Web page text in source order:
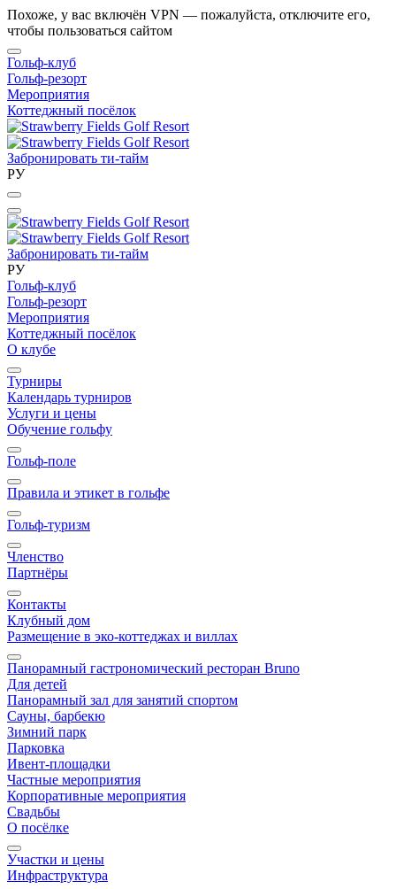
Похоже, у вас включён VPN — пожалуйста, отключите его,
чтобы пользоваться сайтом
Гольф-клуб
Гольф-резорт
Мероприятия
Коттеджный посёлок
Забронировать ти-тайм
РУ
Забронировать ти-тайм
РУ
Гольф-клуб
Гольф-резорт
Мероприятия
Коттеджный посёлок
О клубе
Турниры
Календарь турниров
Услуги и цены
Обучение гольфу
Гольф-поле
Правила и этикет в гольфе
Гольф-туризм
Членство
Партнёры
Контакты
Клубный дом
Размещение в эко-коттеджах и виллах
Панорамный гастрономический ресторан Bruno
Для детей
Панорамный зал для занятий спортом
Сауны, барбекю
Зимний парк
Парковка
Ивент-площадки
Частные мероприятия
Корпоративные мероприятия
Свадьбы
О посёлке
Участки и цены
Инфраструктура